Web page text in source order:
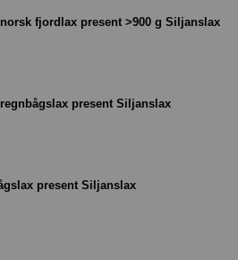
fjordlax present >900 g Siljanslax
present Siljanslax
present Siljanslax